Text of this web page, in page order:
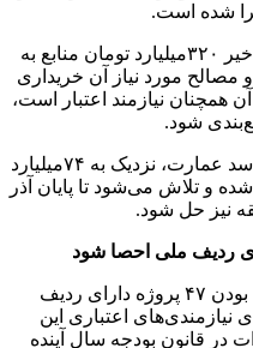
شده است.
استاندار اردبیل افزود: ظرف ۲ ماه اخیر ۳۲۰میلیارد تومان منابع به
مصالح مورد نیاز آن خریداری
همچنان نیازمند اعتبار است،
شود‌.
عاملی تصریح کرد: همچنین در بحث سد عمارت، نزدیک به ۷۴میلیارد
و تلاش می‌شود تا پایان آذر
نیز حل شود.
وی بیان کرد: با توجه به در حال اجرا بودن ۴۷ پروژه دارای ردیف
نیازمندی‌های اعتباری این
در قانون بودجه سال آینده